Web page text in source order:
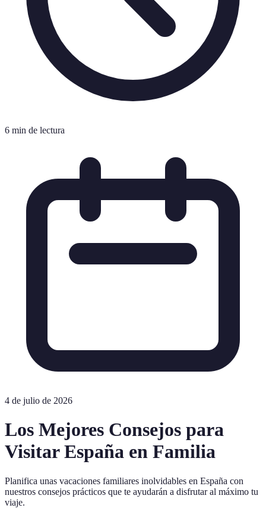
6 min de lectura
4 de julio de 2026
Los Mejores Consejos para
Visitar España en Familia
Planifica unas vacaciones familiares inolvidables en España con
nuestros consejos prácticos que te ayudarán a disfrutar al máximo tu
viaje.